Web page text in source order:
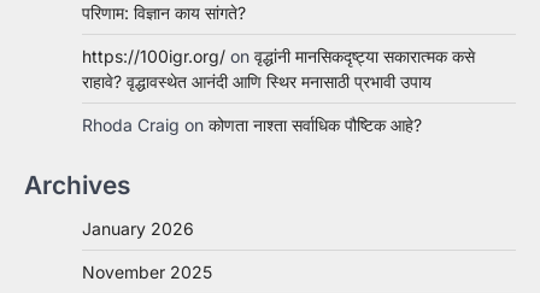
परिणाम: विज्ञान काय सांगते?
https://100igr.org/ on वृद्धांनी मानसिकदृष्ट्या सकारात्मक कसे
राहावे? वृद्धावस्थेत आनंदी आणि स्थिर मनासाठी प्रभावी उपाय
Rhoda Craig on कोणता नाश्ता सर्वाधिक पौष्टिक आहे?
Archives
January 2026
November 2025